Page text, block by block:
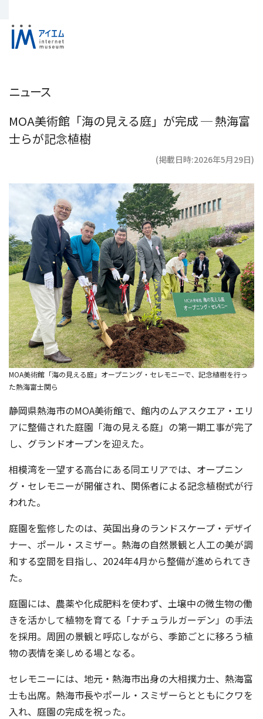
ニュース
MOA美術館「海の見える庭」が完成 ─ 熱海富
士らが記念植樹
(掲載日時:2026年5月29日)
MOA美術館「海の見える庭」オープニング・セレモニーで、記念植樹を行っ
た熱海富士関ら
静岡県熱海市のMOA美術館で、館内のムアスクエア・エリ
アに整備された庭園「海の見える庭」の第一期工事が完了
し、グランドオープンを迎えた。
相模湾を一望する高台にある同エリアでは、オープニン
グ・セレモニーが開催され、関係者による記念植樹式が行
われた。
庭園を監修したのは、英国出身のランドスケープ・デザイ
ナー、ポール・スミザー。熱海の自然景観と人工の美が調
和する空間を目指し、2024年4月から整備が進められてき
た。
庭園には、農薬や化成肥料を使わず、土壌中の微生物の働
きを活かして植物を育てる「ナチュラルガーデン」の手法
を採用。周囲の景観と呼応しながら、季節ごとに移ろう植
物の表情を楽しめる場となる。
セレモニーには、地元・熱海市出身の大相撲力士、熱海富
士も出席。熱海市長やポール・スミザーらとともにクワを
入れ、庭園の完成を祝った。